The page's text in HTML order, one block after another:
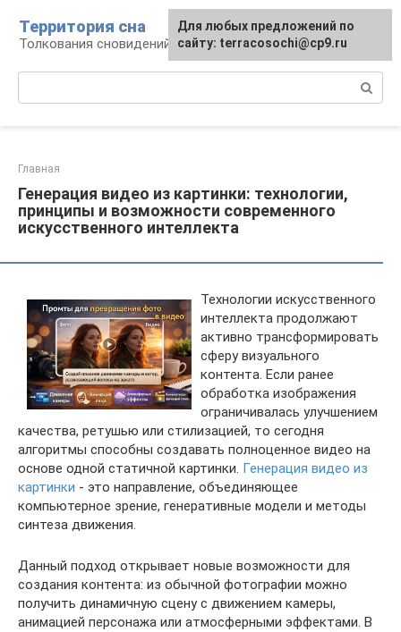
контенту
Территория сна
Толкования сновидений
Главная
Генерация видео из картинки: технологии,
принципы и возможности современного
искусственного интеллекта
Технологии искусственного
интеллекта продолжают
активно трансформировать
сферу визуального
контента. Если ранее
обработка изображения
ограничивалась улучшением
качества, ретушью или стилизацией, то сегодня
алгоритмы способны создавать полноценное видео на
основе одной статичной картинки. Генерация видео из
картинки - это направление, объединяющее
компьютерное зрение, генеративные модели и методы
синтеза движения.
Данный подход открывает новые возможности для
создания контента: из обычной фотографии можно
получить динамичную сцену с движением камеры,
анимацией персонажа или атмосферными эффектами. В
Для любых предложений по
сайту: terracosochi@cp9.ru